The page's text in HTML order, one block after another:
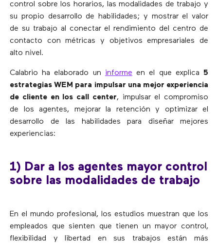
control sobre los horarios, las modalidades de trabajo y
su propio desarrollo de habilidades; y mostrar el valor
de su trabajo al conectar el rendimiento del centro de
contacto con métricas y objetivos empresariales de
alto nivel.
Calabrio ha elaborado un informe en el que explica5
estrategias WEM para impulsar una mejor experiencia
de cliente en los call center, impulsar el compromiso
de los agentes, mejorar la retención y optimizar el
desarrollo de las habilidades para diseñar mejores
experiencias:
1) Dar a los agentes mayor control
sobre las modalidades de trabajo
En el mundo profesional, los estudios muestran que los
empleados que sienten que tienen un mayor control,
flexibilidad y libertad en sus trabajos están más